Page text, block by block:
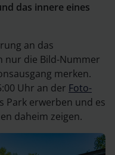
das innere eines
an das
nur die Bild-Nummer
merken.
Uhr an der Foto-
Park erwerben und es
daheim zeigen.